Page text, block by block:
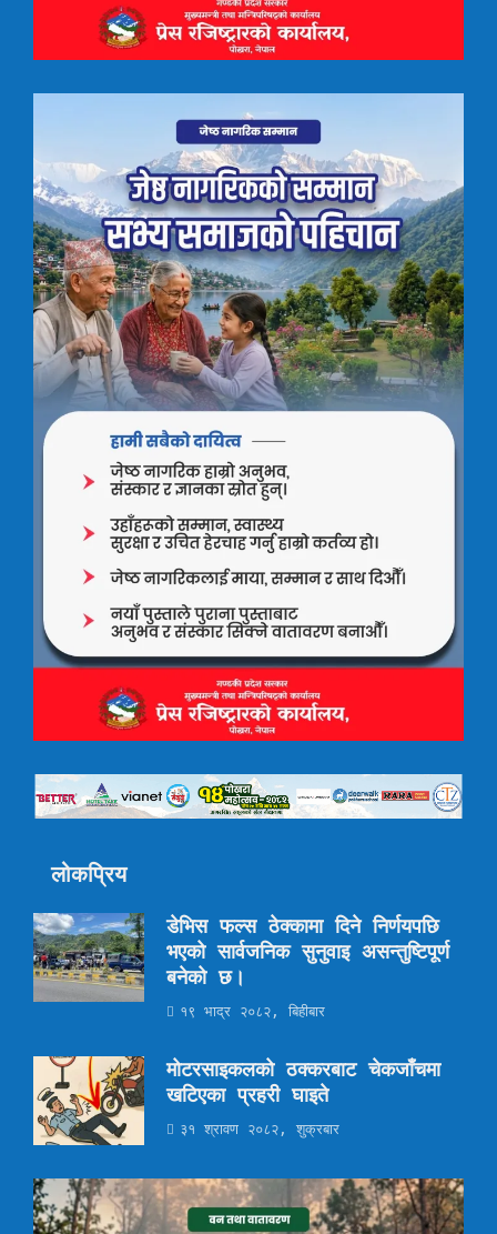
लोकप्रिय
डेभिस फल्स ठेक्कामा दिने निर्णयपछि
भएको सार्वजनिक सुनुवाइ असन्तुष्टिपूर्ण
बनेको छ।
१९ भाद्र २०८२, बिहीबार
मोटरसाइकलको ठक्करबाट चेकजाँचमा
खटिएका प्रहरी घाइते
३१ श्रावण २०८२, शुक्रबार